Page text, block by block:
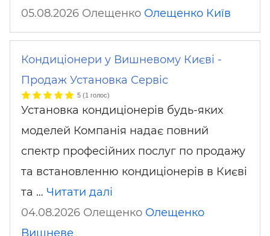
05.08.2026 Олещенко Олещенко Київ
Кондиціонери у Вишневому Києві -
Продаж Установка Сервіс
5 (1 голос)
Установка кондиціонерів будь-яких
моделей Компанія надає повний
спектр професійних послуг по продажу
та встановленню кондиціонерів в Києві
та … Читати далі
04.08.2026 Олещенко Олещенко
Вишневе